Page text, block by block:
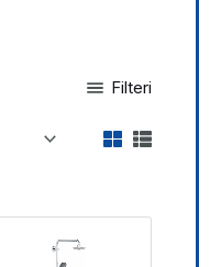
Filteri